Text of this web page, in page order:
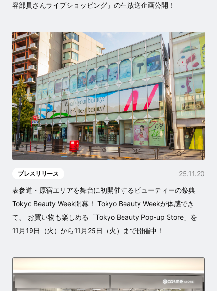
容部員さんライブショッピング」の生放送企画公開！
プレスリリース
25.11.20
表参道・原宿エリアを舞台に初開催するビューティーの祭典
Tokyo Beauty Week開幕！ Tokyo Beauty Weekが体感でき
て、 お買い物も楽しめる「Tokyo Beauty Pop-up Store」を
11月19日（火）から11月25日（火）まで開催中！